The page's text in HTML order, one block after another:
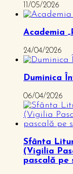
11/05/2026
Academia
24/04/2026
Duminica
06/04/2026
Sfânta
(Vigilia
pascală pe